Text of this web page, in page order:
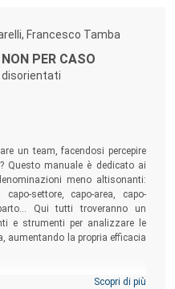
Francesco Tamba
PER CASO
disorientati
un team, facendosi percepire
Questo manuale è dedicato ai
meno altisonanti:
capo-settore, capo-area, capo-
Qui tutti troveranno un
e strumenti per analizzare le
aumentando la propria efficacia
Scopri di più